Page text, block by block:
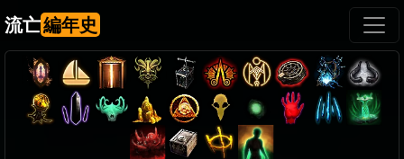
流亡編年史